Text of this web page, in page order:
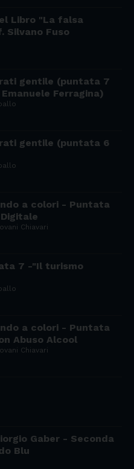
Libro "La falsa
Silvano Fuso
gentile (puntata 7
Ferragina)
gentile (puntata 6
a colori - Puntata
Chiavari
7 -"Il turismo
a colori - Puntata
Abuso Alcool
Chiavari
Gaber - Seconda
Blu